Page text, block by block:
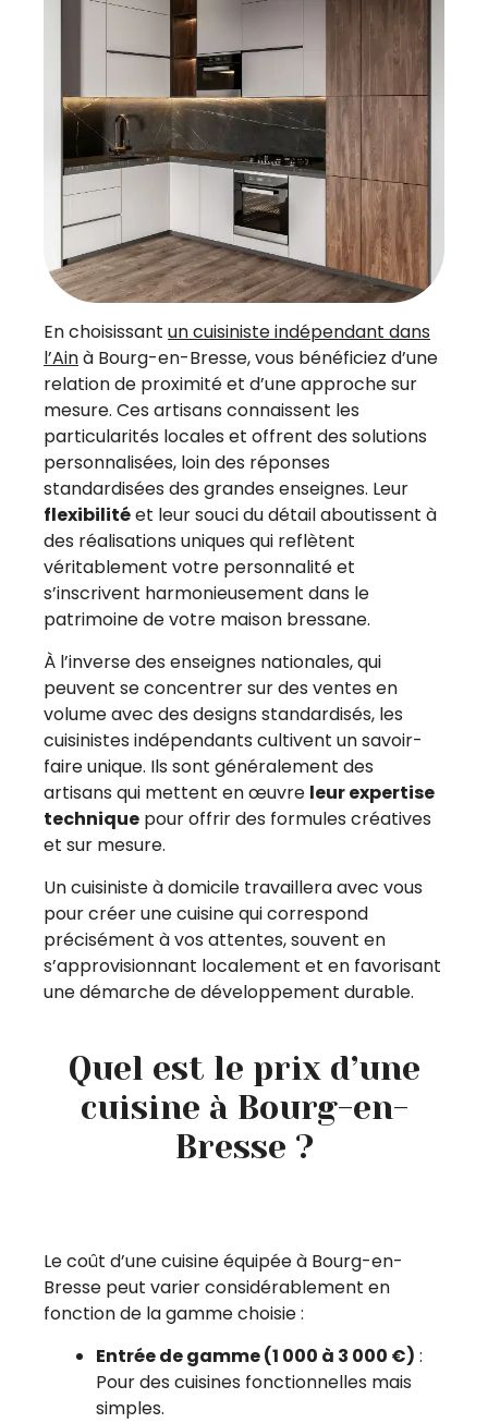
En choisissant un cuisiniste indépendant dans
l’Ainà Bourg-en-Bresse, vous bénéficiez d’une
relation de proximité et d’une approche sur
mesure. Ces artisans connaissent les
particularités locales et offrent des solutions
personnalisées, loin des réponses
standardisées des grandes enseignes. Leur
flexibilitéet leur souci du détail aboutissent à
des réalisations uniques qui reflètent
véritablement votre personnalité et
s’inscrivent harmonieusement dans le
patrimoine de votre maison bressane.
À l’inverse des enseignes nationales, qui
peuvent se concentrer sur des ventes en
volume avec des designs standardisés, les
cuisinistes indépendants cultivent un savoir-
faire unique. Ils sont généralement des
artisans qui mettent en œuvre leur expertise
technique pour offrir des formules créatives
et sur mesure.
Un cuisiniste à domicile travaillera avec vous
pour créer une cuisine qui correspond
précisément à vos attentes, souvent en
s’approvisionnant localement et en favorisant
une démarche de développement durable.
Quel est le prix d’une
cuisine à Bourg-en-
Bresse ?
Le coût d’une cuisine équipée à Bourg-en-
Bresse peut varier considérablement en
fonction de la gamme choisie :
Entrée de gamme (1 000 à 3 000 €) :
Pour des cuisines fonctionnelles mais
simples.